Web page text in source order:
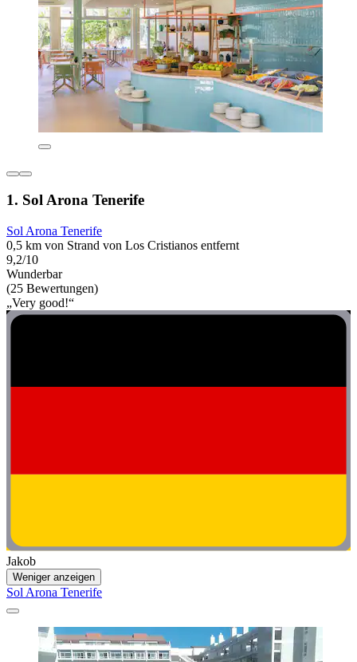
1. Sol Arona Tenerife
Sol Arona Tenerife
0,5 km von Strand von Los Cristianos entfernt
9,2/10
Wunderbar
(25 Bewertungen)
„Very good!“
Jakob
Weniger anzeigen
Sol Arona Tenerife